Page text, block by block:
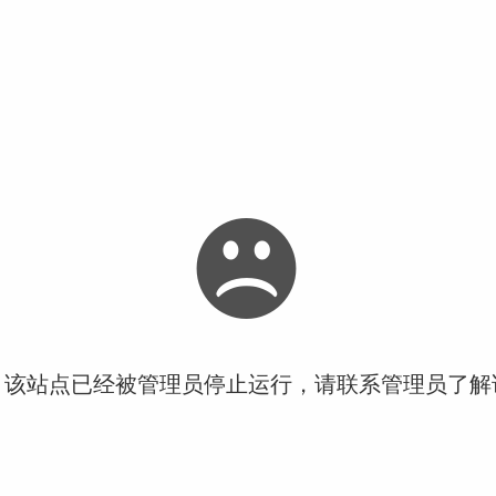
站点已经被管理员停止运行，请联系管理员了